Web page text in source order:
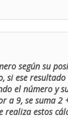
según su
ese
el número y
a 9, se suma 2
estos